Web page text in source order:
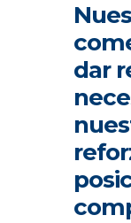
dar